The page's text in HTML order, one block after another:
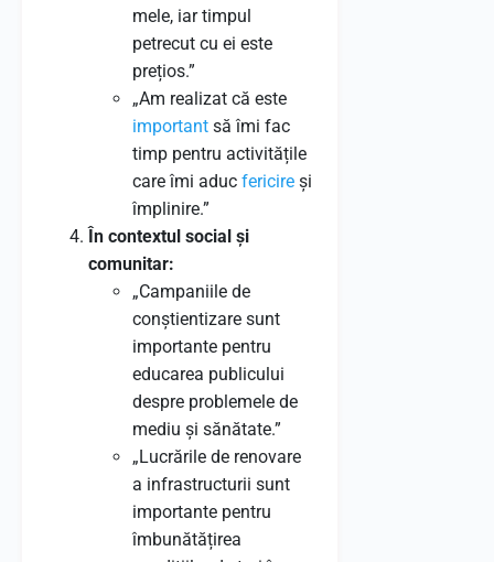
mele, iar timpul
petrecut cu ei este
prețios.”
„Am realizat că este
important să îmi fac
timp pentru activitățile
care îmi aduc fericire și
împlinire.”
În contextul social și
comunitar:
„Campaniile de
conștientizare sunt
importante pentru
educarea publicului
despre problemele de
mediu și sănătate.”
„Lucrările de renovare
a infrastructurii sunt
importante pentru
îmbunătățirea